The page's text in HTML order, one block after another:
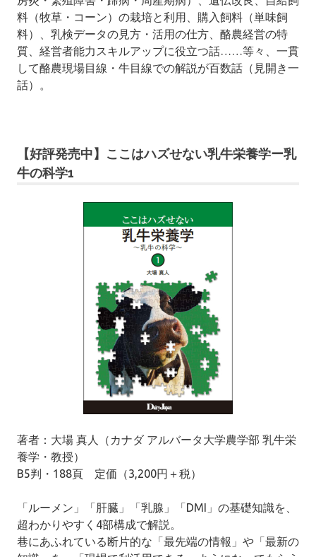
料（牧草・コーン）の栽培と利用、購入飼料（単味飼
料）、乳検データの見方・活用の仕方、酪農経営の特
質、経営者能力スキルアップに役立つ話……等々、一貫
して酪農現場目線・牛目線での解説が百数話（見開き一
話）。
【好評発売中】ここはハズせない乳牛栄養学ー乳
牛の科学1
著者：大場 真人（カナダ アルバータ大学農学部 乳牛栄
養学・教授）
B5判・188頁 定価（3,200円＋税）
「ルーメン」「肝臓」「乳腺」「DMI」の基礎知識を、
超わかりやすく4部構成で解説。
巷にあふれている断片的な「最先端の情報」や「最新の